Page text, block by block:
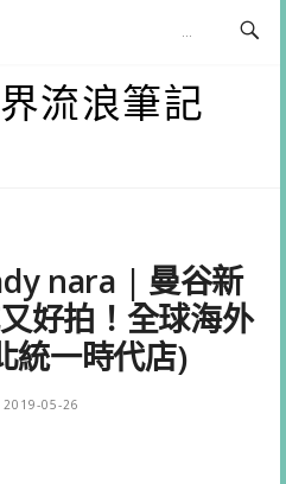
流浪筆記
nara | 曼谷新
好拍！全球海外
統一時代店)
2019-05-26